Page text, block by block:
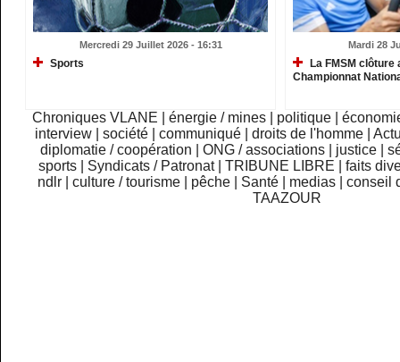
Mercredi 29 Juillet 2026 - 16:31
Sports
Mardi 28
La FMSM clôture
Championnat
Chroniques VLANE énergie / mines politique
interview
|société |communiqué |droits de l'homme |
diplomatie / coopération
ONG / associations justice
sports
Syndicats / Patronat TRIBUNE LIBRE
faits
ndlr
|culture / tourisme pêche Santé medias |conseil
TAAZOUR